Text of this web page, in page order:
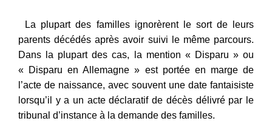
La plupart des familles ignorèrent le sort de leurs
parents décédés après avoir suivi le même parcours.
Dans la plupart des cas, la mention « Disparu » ou
« Disparu en Allemagne » est portée en marge de
l’acte de naissance, avec souvent une date fantaisiste
lorsqu’il y a un acte déclaratif de décès délivré par le
tribunal d’instance à la demande des familles.